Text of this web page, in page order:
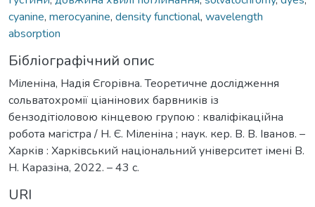
cyanine, merocyanine, density functional, wavelength
absorption
Бібліографічний опис
Міленіна, Надія Єгорівна. Теоретичне дослідження
сольватохромії ціанінових барвників із
бензодітіоловою кінцевою групою : кваліфікаційна
робота магістра / Н. Є. Міленіна ; наук. кер. В. В. Іванов. –
Харків : Харківський національний університет імені В.
Н. Каразіна, 2022. – 43 с.
URI